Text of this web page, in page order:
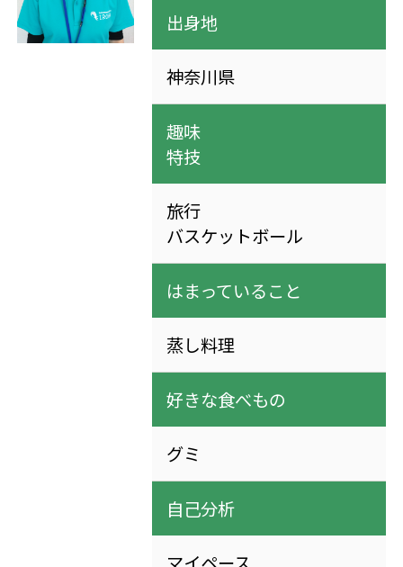
出身地
神奈川県
趣味
特技
旅行
バスケットボール
はまっていること
蒸し料理
好きな食べもの
グミ
自己分析